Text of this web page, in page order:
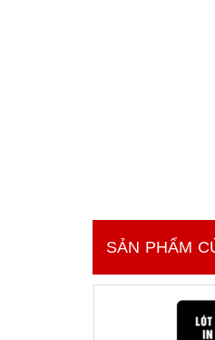
SẢN PHẨM